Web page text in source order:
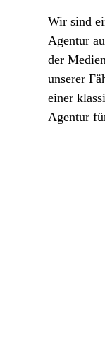
Wir sind
Agentur
der
unserer
einer
Agentur